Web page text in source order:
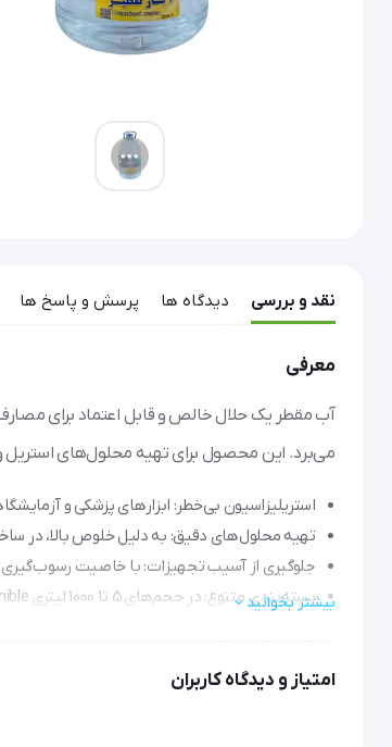
نقد و بررسی دیدگاه ها پرسش و پاسخ ها
معرفی
آب مقطر یک حلال خالص و قابل اعتماد برای
می‌برد. این محصول برای تهیه محلول‌های
استریلیزاسیون بی‌خطر: ابزارهای پزشکی و
تهیه محلول‌های دقیق: به دلیل خلوص بالا، در
جلوگیری از آسیب تجهیزات: با خاصیت
بسته‌بندی متنوع: در حجم‌های ۵ تا ۱۰۰۰ لیتری disponible است تا با نیازهای مختلف صنایع و مراکز درمانی هماهنگ شود.
آب مقطر
بیشتر بخوانید
امتیاز و دیدگاه کاربران